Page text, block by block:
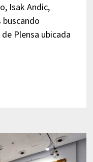
Isak Andic,
Plensa ubicada